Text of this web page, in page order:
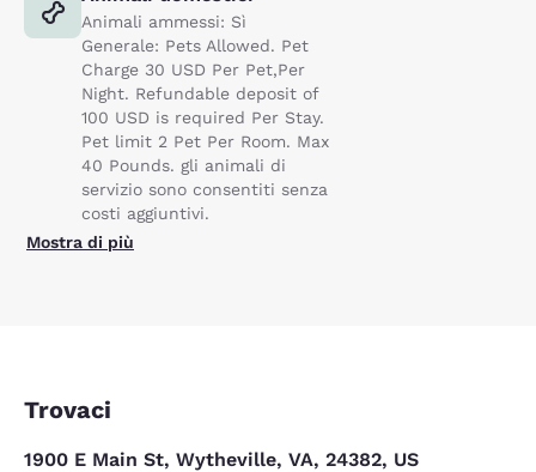
Animali ammessi: Sì
Generale: Pets Allowed. Pet
Charge 30 USD Per Pet,Per
Night. Refundable deposit of
100 USD is required Per Stay.
Pet limit 2 Pet Per Room. Max
40 Pounds. gli animali di
servizio sono consentiti senza
costi aggiuntivi.
Mostra di più
Trovaci
1900 E Main St, Wytheville, VA, 24382, US